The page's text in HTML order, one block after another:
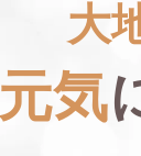
大
元気